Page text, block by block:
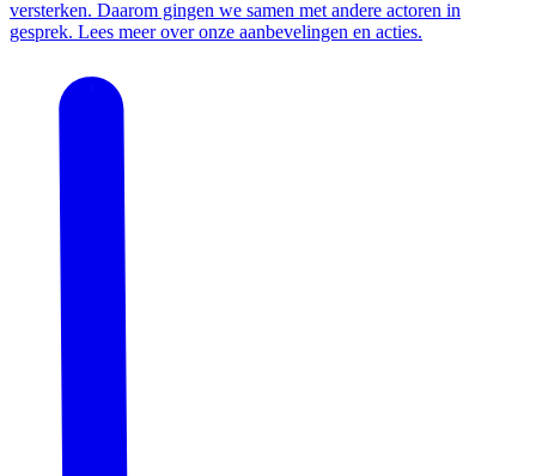
versterken. Daarom gingen we samen met andere actoren in
gesprek. Lees meer over onze aanbevelingen en acties.